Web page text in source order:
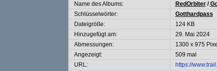
Name des Albums:
RedOrbiter/
Schlüsselwörter:
Gotthardpass
Dateigröße:
124 KB
Hinzugefügt am:
29. Mai 2024
Abmessungen:
1300 x 975
Angezeigt:
509 mal
URL:
https://